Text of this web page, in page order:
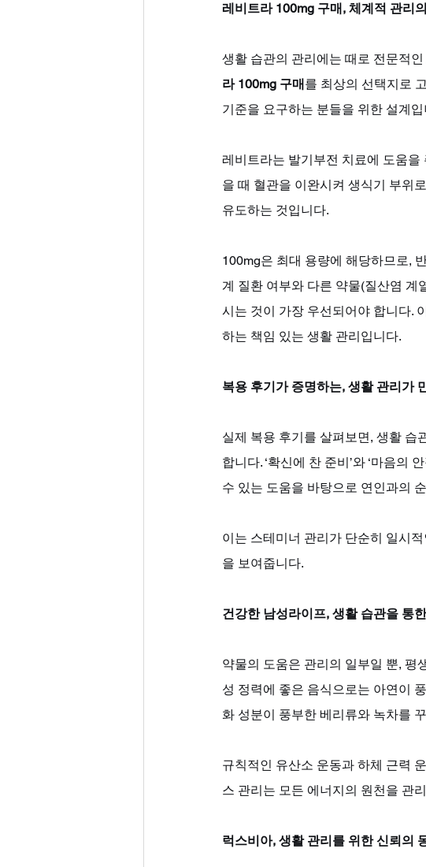
레비트라 100mg 구매, 체계적 관리
생활 습관의 관리에는 때로 전문적
라 100mg 구매를 최상의 선택지로
기준을 요구하는 분들을 위한 설계입
레비트라는 발기부전 치료에 도움
을 때 혈관을 이완시켜 생식기 부위
유도하는 것입니다.
100mg은 최대 용량에 해당하므로,
계 질환 여부와 다른 약물(질산염 계
시는 것이 가장 우선되어야 합니다.
하는 책임 있는 생활 관리입니다.
복용 후기가 증명하는, 생활 관리가
실제 복용 후기를 살펴보면, 생활 습
합니다. ‘확신에 찬 준비’와 ‘마음의
수 있는 도움을 바탕으로 연인과의
이는 스테미너 관리가 단순히 일시
을 보여줍니다.
건강한 남성라이프, 생활 습관을 통
약물의 도움은 관리의 일부일 뿐, 평
성 정력에 좋은 음식으로는 아연이
화 성분이 풍부한 베리류와 녹차를
규칙적인 유산소 운동과 하체 근력
스 관리는 모든 에너지의 원천을 관
럭스비아, 생활 관리를 위한 신뢰의